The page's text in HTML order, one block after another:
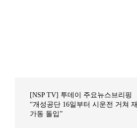
[NSP TV] 투데이 주요뉴스브리핑
“개성공단 16일부터 시운전 거쳐 재
가동 돌입”